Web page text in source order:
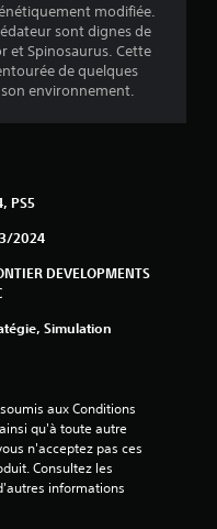
r
5
s
modifiée.
sont dignes de
et Spinosaurus. Cette
de quelques
environnement.
PS5
2024
DEVELOPMENTS
Simulation
aux Conditions
qu'à toute autre
n'acceptez pas ces
Consultez les
informations